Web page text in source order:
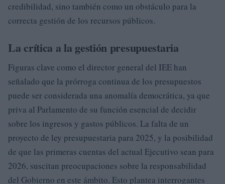
credibilidad, sino también como un obstáculo para la
correcta gestión de los recursos públicos.
La crítica a la gestión presupuestaria
Figuras clave como el director general del IEE han
señalado que la prórroga continua de los presupuestos
puede ser considerada una anomalía democrática, ya que
priva al Parlamento de su función esencial de decidir
sobre los ingresos y gastos públicos. La falta de un
proyecto de ley presupuestaria para 2025, y la posibilidad
de que las primeras cuentas del actual Ejecutivo sean para
2026, suscitan preocupaciones sobre la responsabilidad
del Gobierno en este ámbito. Esto plantea interrogantes